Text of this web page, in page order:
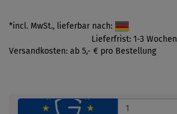
*incl. MwSt., lieferbar nach:
Lieferfrist: 1-3 Wochen
Versandkosten: ab 5,- € pro Bestellung